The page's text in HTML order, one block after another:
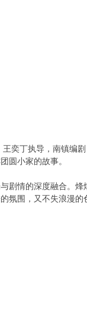
奕丁执导，南镇编
圆小家的故事。
剧情的深度融合。
氛围，又不失浪漫